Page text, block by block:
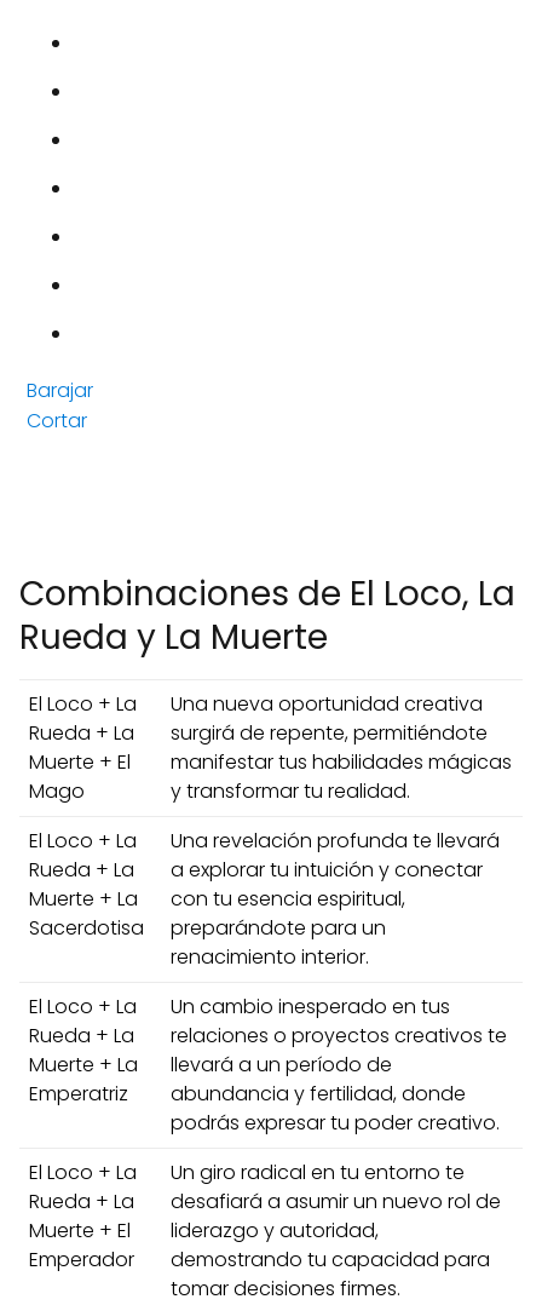
Barajar
Cortar
Combinaciones de El Loco, La
Rueda y La Muerte
El Loco + La
Rueda + La
Muerte + El
Mago
Una nueva oportunidad creativa
surgirá de repente, permitiéndote
manifestar tus habilidades mágicas
y transformar tu realidad.
El Loco + La
Rueda + La
Muerte + La
Sacerdotisa
Una revelación profunda te llevará
a explorar tu intuición y conectar
con tu esencia espiritual,
preparándote para un
renacimiento interior.
El Loco + La
Rueda + La
Muerte + La
Emperatriz
Un cambio inesperado en tus
relaciones o proyectos creativos te
llevará a un período de
abundancia y fertilidad, donde
podrás expresar tu poder creativo.
El Loco + La
Rueda + La
Muerte + El
Emperador
Un giro radical en tu entorno te
desafiará a asumir un nuevo rol de
liderazgo y autoridad,
demostrando tu capacidad para
tomar decisiones firmes.